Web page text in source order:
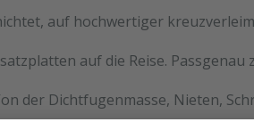
auf hochwertiger
auf die Reise.
der Dichtfugenmasse, Nieten,